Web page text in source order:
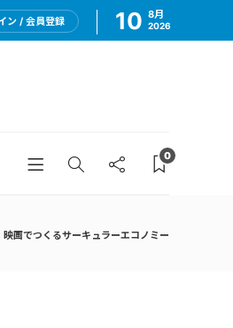
ン / 会員登録 10 8月
2026
0
画でつくるサーキュラーエコノミー